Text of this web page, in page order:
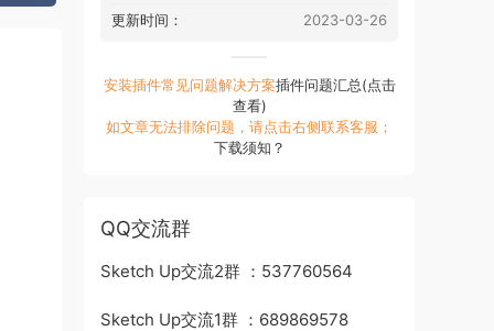
更新时间：
2023-03-26
安装插件常见问题解决方案插件问题汇总(点击
查看)
如文章无法排除问题，请点击右侧联系客服；
下载须知？
QQ交流群
Sketch Up交流2群 ：537760564
Sketch Up交流1群 ：689869578